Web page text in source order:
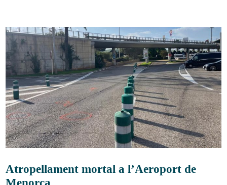
Atropellament mortal a l’Aeroport de
Menorca